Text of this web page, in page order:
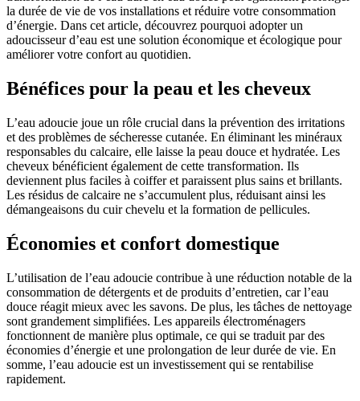
la durée de vie de vos installations et réduire votre consommation
d’énergie. Dans cet article, découvrez pourquoi adopter un
adoucisseur d’eau est une solution économique et écologique pour
améliorer votre confort au quotidien.
Bénéfices pour la peau et les cheveux
L’eau adoucie joue un rôle crucial dans la prévention des irritations
et des problèmes de sécheresse cutanée. En éliminant les minéraux
responsables du calcaire, elle laisse la peau douce et hydratée. Les
cheveux bénéficient également de cette transformation. Ils
deviennent plus faciles à coiffer et paraissent plus sains et brillants.
Les résidus de calcaire ne s’accumulent plus, réduisant ainsi les
démangeaisons du cuir chevelu et la formation de pellicules.
Économies et confort domestique
L’utilisation de l’eau adoucie contribue à une réduction notable de la
consommation de détergents et de produits d’entretien, car l’eau
douce réagit mieux avec les savons. De plus, les tâches de nettoyage
sont grandement simplifiées. Les appareils électroménagers
fonctionnent de manière plus optimale, ce qui se traduit par des
économies d’énergie et une prolongation de leur durée de vie. En
somme, l’eau adoucie est un investissement qui se rentabilise
rapidement.